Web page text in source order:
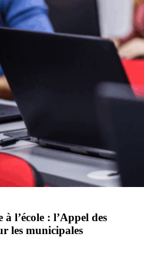
l’école : l’Appel des
les municipales